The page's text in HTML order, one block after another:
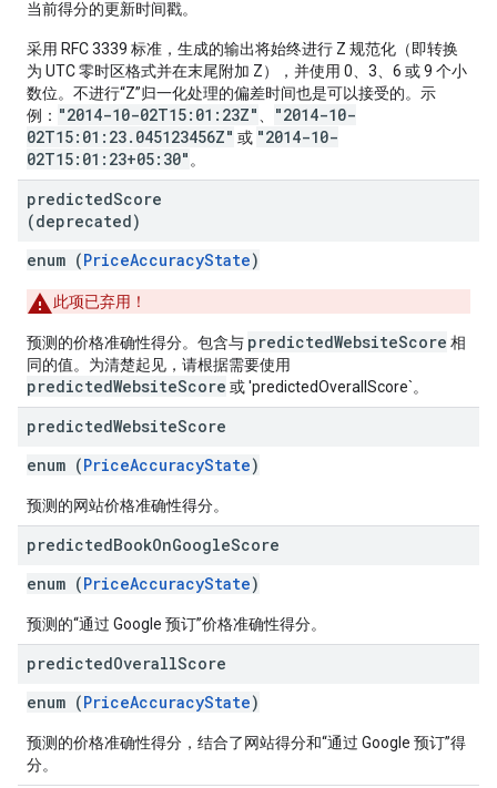
当前得分的更新时间戳。
采用 RFC 3339 标准，生成的输出将始终进行 Z 规范化（即转换
为 UTC 零时区格式并在末尾附加 Z），并使用 0、3、6 或 9 个小
数位。不进行“Z”归一化处理的偏差时间也是可以接受的。示
例： "2014-10-02T15:01:23Z"
"2014-10-
02T15:01:23.045123456Z" 或 "2014-10-
02T15:01:23+05:30" 。
predictedScore
(deprecated)
enum (PriceAccuracyState)
此项已弃用！
预测的价格准确性得分。包含与 predictedWebsiteScore 相
同的值。为清楚起见，请根据需要使用
predictedWebsiteScore 或 'predictedOverallScore`。
predictedWebsiteScore
enum (PriceAccuracyState)
预测的网站价格准确性得分。
predictedBookOnGoogleScore
enum (PriceAccuracyState)
预测的“通过 Google 预订”价格准确性得分。
predictedOverallScore
enum (PriceAccuracyState)
预测的价格准确性得分，结合了网站得分和“通过 Google 预订”得
分。